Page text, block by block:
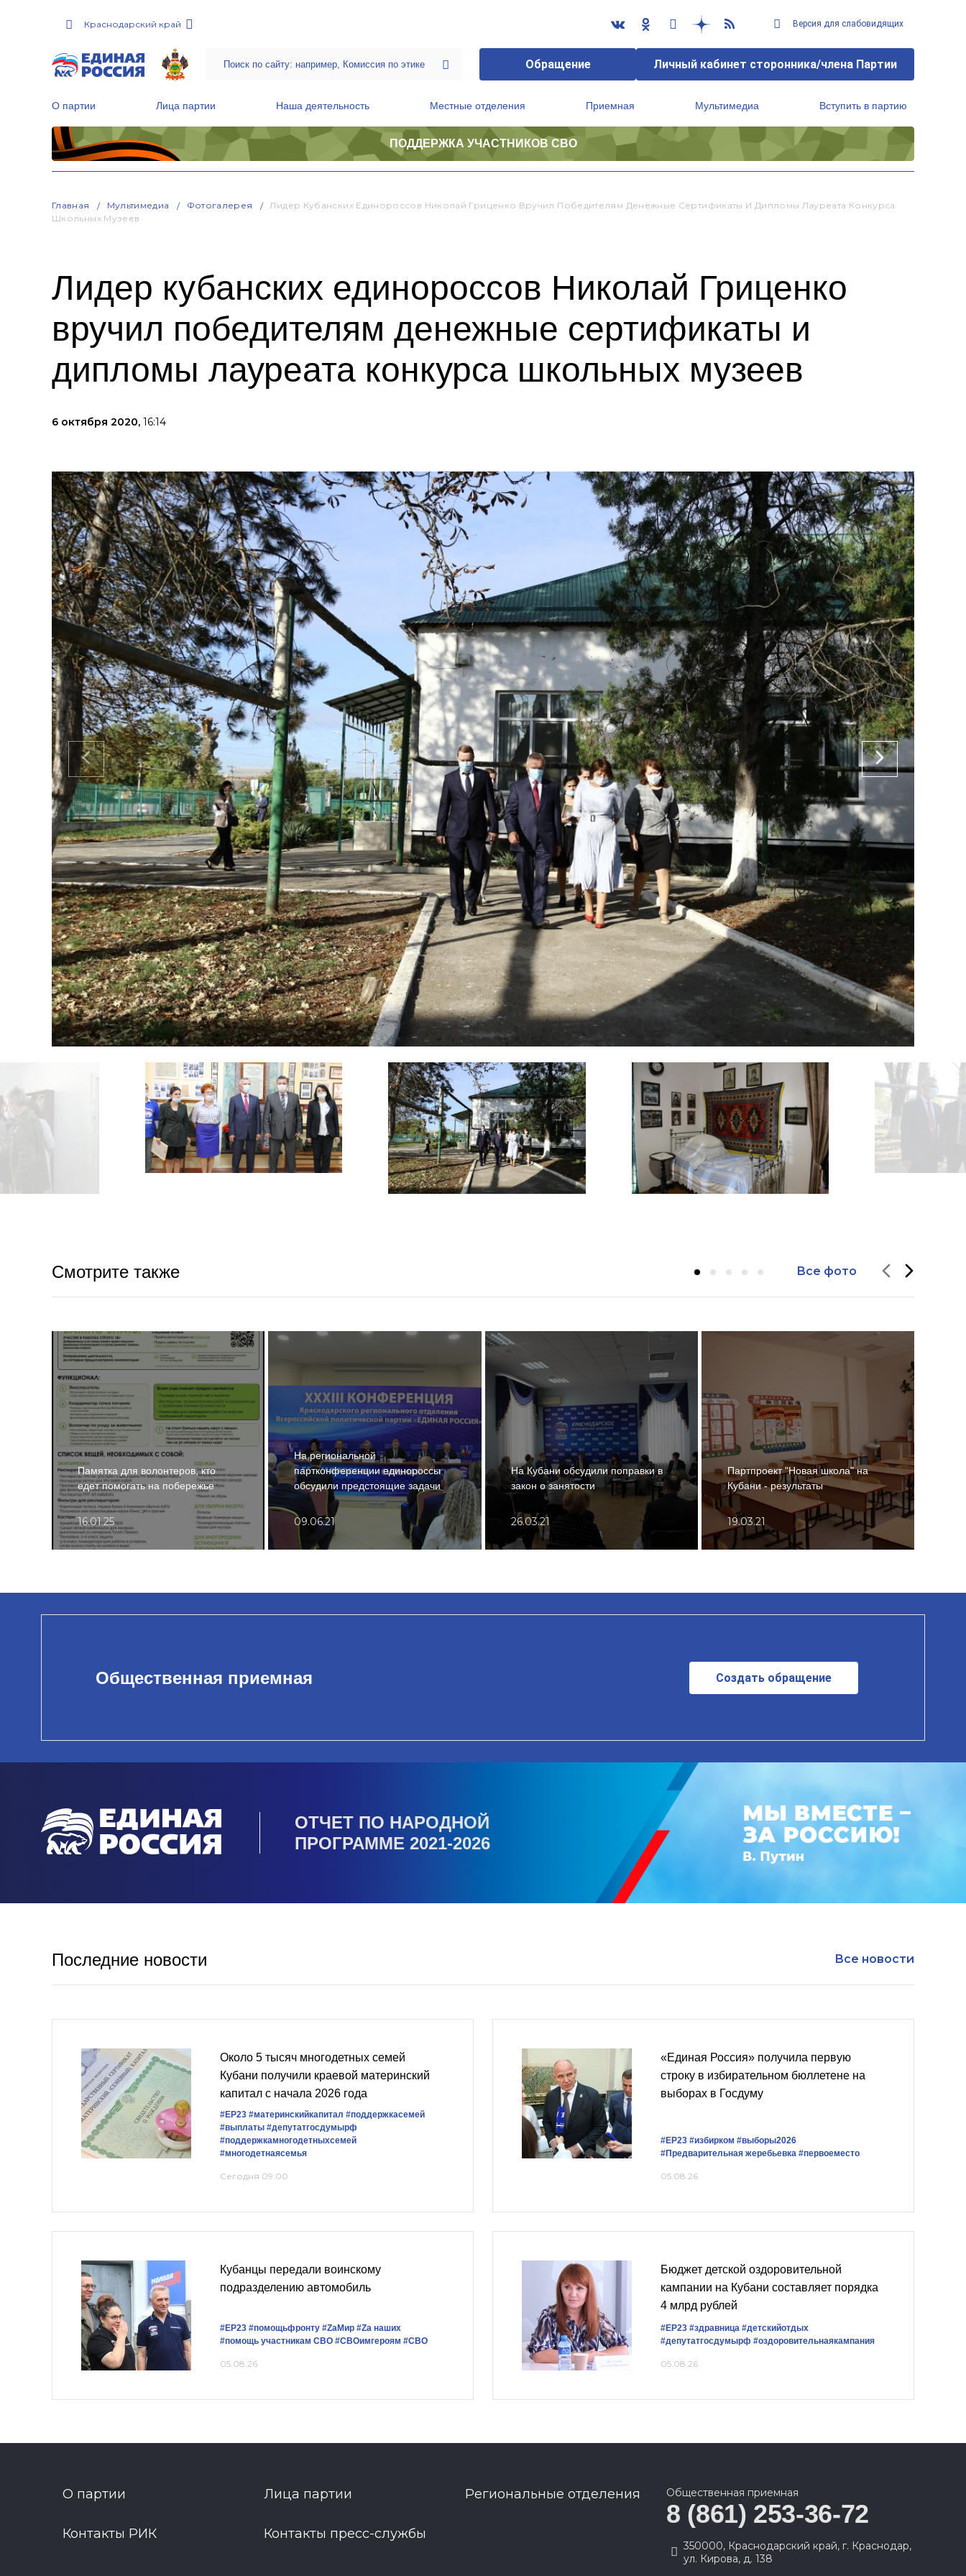
Краснодарский край Версия для слабовидящих
Обращение Личный кабинет сторонника/члена Партии
О партии Лица партии Наша деятельность Местные отделения Приемная Мультимедиа Вступить в партию
ПОДДЕРЖКА УЧАСТНИКОВ СВО
Главная Мультимедиа Фотогалерея
Лидер Кубанских Единороссов Николай Гриценко Вручил Победителям Денежные Сертификаты И Дипломы Лауреата Конкурса
Школьных Музеев
Лидер кубанских единороссов Николай Гриценко
вручил победителям денежные сертификаты и
дипломы лауреата конкурса школьных музеев
6 октября 2020, 16:14
Смотрите также Все фото
Памятка для волонтеров, кто
едет помогать на побережье
16.01.25
На региональной
партконференции единороссы
обсудили предстоящие задачи
09.06.21
На Кубани обсудили поправки в
закон о занятости
26.03.21
Партпроект "Новая школа" на
Кубани - результаты
19.03.21
Общественная приемная Создать обращение
ОТЧЕТ ПО НАРОДНОЙ
ПРОГРАММЕ 2021-2026
Последние новости Все новости
Около 5 тысяч многодетных семей
Кубани получили краевой материнский
капитал с начала 2026 года
#ЕР23 #материнскийкапитал #поддержкасемей
#выплаты #депутатгосдумырф
#поддержкамногодетныхсемей
#многодетнаясемья
Сегодня 09:00
«Единая Россия» получила первую
строку в избирательном бюллетене на
выборах в Госдуму
#ЕР23 #избирком #выборы2026
#Предварительная жеребьевка #первоеместо
05.08.26
Кубанцы передали воинскому
подразделению автомобиль
#ЕР23 #помощьфронту #ZаМир #Zа наших
#помощь участникам СВО #СВОимгероям #СВО
05.08.26
Бюджет детской оздоровительной
кампании на Кубани составляет порядка
4 млрд рублей
#ЕР23 #здравница #детскийотдых
#депутатгосдумырф #оздоровительнаякампания
05.08.26
О партии Лица партии Региональные отделения
Контакты РИК Контакты пресс-службы
Общественная приемная
8 (861) 253-36-72
350000, Краснодарский край, г. Краснодар,
ул. Кирова, д. 138